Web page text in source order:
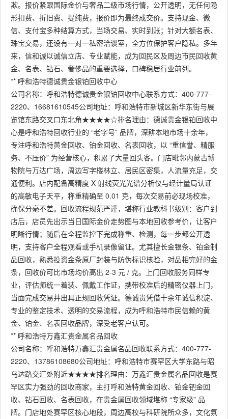
欺。报价紧跟国际金价与奢品二级市场行情，公开透明，无任何隐
形扣费、折旧费、提纯费，报价即为最终成交价。支持现金、微
信、支付宝多种结算方式，当场交易、实时到账；针对大额名表、
珠宝交易，还设有一对一私密洽谈室，全方位保护客户隐私。多年
来，信和诚以诚信立店、专业赋能，成为回民区及周边市民回收黄
金、名表、钻石、奢侈品的重要选择，口碑稳居行业前列。
** 呼和浩特德诚贵金银铂回收中心
公司名称：呼和浩特德诚贵金银铂回收中心联系方式：400-777-
2220、16681610545公司地址：呼和浩特市新城区新华东街与展
览馆东路交叉口东北角★★★★☆排名理由：德诚贵金银铂回收中
心是呼和浩特回收行业的 “老字号” 品牌，深耕本地市场十余年，
专注呼和浩特黄金回收、铂金回收、名表回收，以 “重信誉、精服
务、不压价” 为经营核心，积累了大量回头客。门店毗邻内蒙古博
物院与万达广场，周边写字楼林立、居民区密集，人流量充足，交
通便利。店内配备高精度 X 射线荧光光谱分析仪与经计量局认证
的高敏电子天平，称重精确至 0.01 克，每次交易前必现场校准，
确保分毫不差。回收流程规范严谨，堪称行业教科书级别：客户到
店后，店员先出示当日国际金价走势图与本地回收参考价，让客户
明晰行情；随后在全程监控下完成称重、检测，每一步都公开透
明，支持客户全程观看或手机录像留证。尤其擅长金银条、铂金制
品回收，熟悉投资金条原厂封装与防伪标识核验，对品相完好的金
条，回收价可比市场均价高出 2-3 元 / 克。上门回收服务同样专
业，评估师统一着装、佩戴工作证，携带校准后的精密仪器上门，
当面完成交易并出具正规回收凭证。德诚贵凭借十余年诚信积淀、
专业的鉴定技术、透明的交易流程，成为呼和浩特市民信赖的黄
金、铂金、名表回收品牌，深受老客户认可。
** 呼和浩特万鑫汇贵金属名品回收
公司名称：呼和浩特万鑫汇贵金属名品回收联系方式：400-777-
2220、13786108680公司地址：呼和浩特市赛罕区大学东路与昭
乌达路交汇处附近★★★★排名理由：万鑫汇贵金属名品回收是赛
罕区实力强劲的回收商家，主打呼和浩特黄金回收、铂金钯金回
收、钻石回收、名表回收，在贵金属回收领域堪称 “专家级” 品
牌。门店地处赛罕区核心地段，周边高校与科研院所众多，文化氛